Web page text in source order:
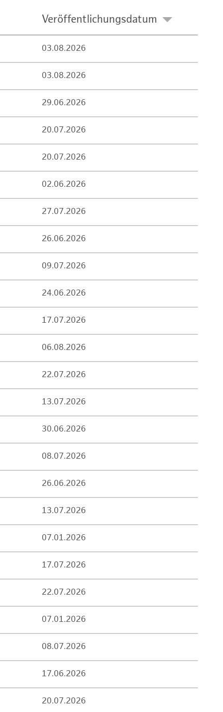
Veröffentlichungsdatum
03.08.2026
03.08.2026
29.06.2026
20.07.2026
20.07.2026
02.06.2026
27.07.2026
26.06.2026
09.07.2026
24.06.2026
17.07.2026
06.08.2026
22.07.2026
13.07.2026
30.06.2026
08.07.2026
26.06.2026
13.07.2026
07.01.2026
17.07.2026
22.07.2026
07.01.2026
08.07.2026
17.06.2026
20.07.2026